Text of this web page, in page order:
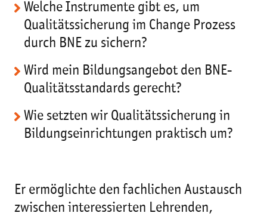
Welche Instrumente gibt es, um
Qualitätssicherung im Change Prozess
durch BNE zu sichern?
Wird mein Bildungsangebot den BNE-
Qualitätsstandards gerecht?
Wie setzten wir Qualitätssicherung in
Bildungseinrichtungen praktisch um?
Er ermöglichte den fachlichen Austausch
zwischen interessierten Lehrenden,